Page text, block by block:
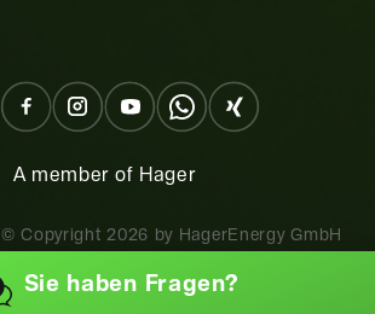
A member of Hager
© Copyright 2026 by HagerEnergy GmbH
Sie haben Fragen?